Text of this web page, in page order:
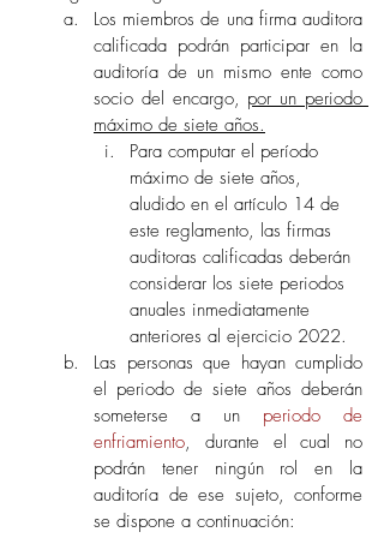
Los miembros de una firma auditora
calificada podrán participar en la
auditoría de un mismo ente como
socio del encargo, por un periodo
máximo de siete años.
Para computar el período
máximo de siete años,
aludido en el artículo 14 de
este reglamento, las firmas
auditoras calificadas deberán
considerar los siete periodos
anuales inmediatamente
anteriores al ejercicio 2022.
Las personas que hayan cumplido
el periodo de siete años deberán
someterse a un periodo de
enfriamiento, durante el cual no
podrán tener ningún rol en la
auditoría de ese sujeto, conforme
se dispone a continuación: